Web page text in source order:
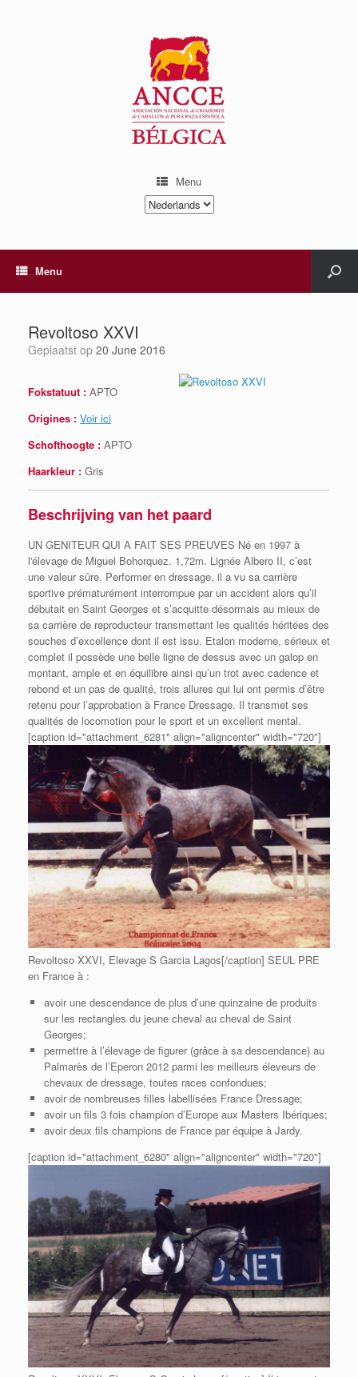
Menu
Kies
een
Menu
Revoltoso XXVI
Geplaatst op 20 June 2016
Fokstatuut : APTO
Origines : Voir ici
Schofthoogte : APTO
Haarkleur : Gris
Beschrijving van het paard
UN GENITEUR QUI A FAIT SES PREUVES Né en 1997 à
l'élevage de Miguel Bohorquez. 1,72m. Lignée Albero II, c’est
une valeur sûre. Performer en dressage, il a vu sa carrière
sportive prématurément interrompue par un accident alors qu’il
débutait en Saint Georges et s’acquitte désormais au mieux de
sa carrière de reproducteur transmettant les qualités héritées des
souches d’excellence dont il est issu. Etalon moderne, sérieux et
complet il possède une belle ligne de dessus avec un galop en
montant, ample et en équilibre ainsi qu’un trot avec cadence et
rebond et un pas de qualité, trois allures qui lui ont permis d’être
retenu pour l’approbation à France Dressage. Il transmet ses
qualités de locomotion pour le sport et un excellent mental.
[caption id="attachment_6281" align="aligncenter" width="720"]
Revoltoso XXVI, Elevage S Garcia Lagos[/caption] SEUL PRE
en France à :
avoir une descendance de plus d’une quinzaine de produits
sur les rectangles du jeune cheval au cheval de Saint
Georges;
permettre à l’élevage de figurer (grâce à sa descendance) au
Palmarès de l’Eperon 2012 parmi les meilleurs éleveurs de
chevaux de dressage, toutes races confondues;
avoir de nombreuses filles labellisées France Dressage;
avoir un fils 3 fois champion d’Europe aux Masters Ibériques;
avoir deux fils champions de France par équipe à Jardy.
[caption id="attachment_6280" align="aligncenter" width="720"]